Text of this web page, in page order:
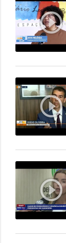
play_circle_outline
play_circle_outline
play_circle_outline